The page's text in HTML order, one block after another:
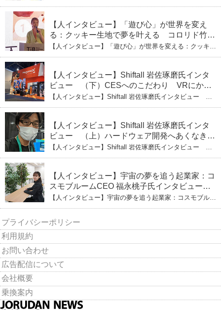
笑いの子育て哲学
【人インタビュー】「遊び心」が世界を変え
る：クッキー生地で夢を叶える コロリド竹内
ひとみ（上） クッキー生地に込めた「誰でも
できる」という哲学
【人インタビュー】「遊び心」が世界を変える：クッキー
【人インタビュー】Shiftall 岩佐琢磨氏インタ
ビュー （下）CESへのこだわり VRにかけ
る未来
【人インタビュー】Shiftall 岩佐琢磨氏インタビュー
【人インタビュー】Shiftall 岩佐琢磨氏インタ
ビュー （上）ハードウェア開発へあくなき挑
戦 その起業の経緯とは
【人インタビュー】Shiftall 岩佐琢磨氏インタビュー
【人インタビュー】宇宙の夢を追う起業家：コ
スモブルームCEO 福永桃子氏インタビュー
（下）
【人インタビュー】宇宙の夢を追う起業家：コスモブルー
プライバシーポリシー
利用規約
お問い合わせ
広告配信について
会社概要
乗換案内